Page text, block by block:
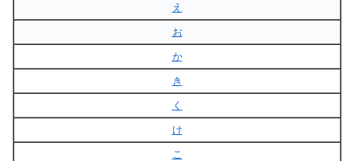
え
お
か
き
く
け
こ